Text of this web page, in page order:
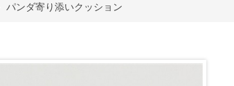
パンダ寄り添いクッション